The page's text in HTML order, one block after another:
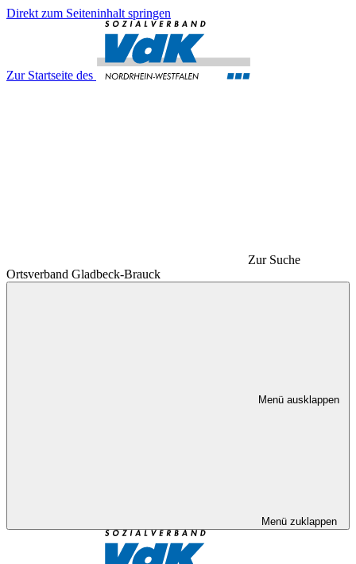
Direkt zum Seiteninhalt springen
Zur Startseite des
Zur Suche
Ortsverband Gladbeck-Brauck
Menü ausklappen
Menü zuklappen